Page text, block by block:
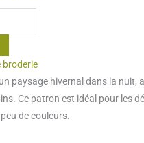
broderie
paysage hivernal dans la nuit,
Ce patron est idéal pour les
de couleurs.